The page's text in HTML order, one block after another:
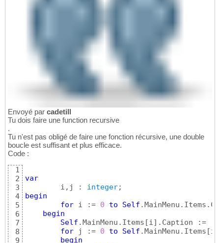
Envoyé par cadetill
Tu dois faire une function recursive
.
Tu n'est pas obligé de faire une fonction récursive, une double
boucle est suffisant et plus efficace.
Code :
1
2
3
4
5
6
7
8
9
var
	i,j :
integer
begin
for i := 0 to Self
begin
Self .MainMenu.Items [i] .Caption :=
for j := 0 to Self .MainMenu.Items [i
begin